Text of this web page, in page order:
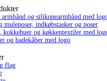
armbånd og silikonearmbånd med
muleposer, indkøbstasker og poser
kokkehuer og køkkentextiler med
og badekåber med logo
flag